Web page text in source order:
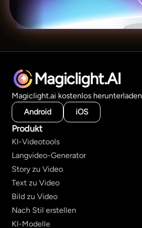
Magiclight.AI
Magiclight.ai kostenlos herunterladen
Android
iOS
Produkt
KI-Videotools
Langvideo-Generator
Story zu Video
Text zu Video
Bild zu Video
Nach Stil erstellen
KI-Modelle